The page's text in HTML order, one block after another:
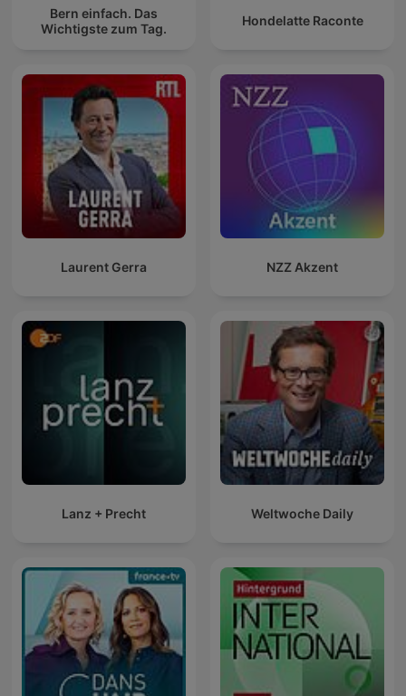
Bern einfach. Das
Wichtigste zum Tag.
Hondelatte Raconte
Laurent Gerra NZZ Akzent
Lanz + Precht Weltwoche Daily